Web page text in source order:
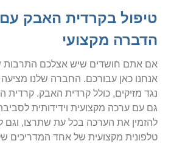
טיפול בקרדית האבק
הדברה מקצועי
אם אתם חושדים שיש אצלכם התרבות
אנחנו כאן עבורכם. החברה שלנו מציעה
נגד מזיקים, כולל קרדית האבק. קרדית
גם עם ערכה מקצועית וידידותית
להזמין את הערכה בכל עת שתרצו, וגם
טלפונית מקצועית של אחד המדריכים